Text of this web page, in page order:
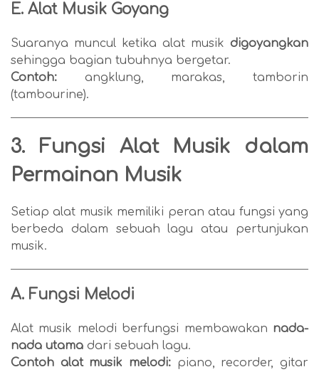
E. Alat Musik Goyang
Suaranya muncul ketika alat musik digoyangkan
sehingga bagian tubuhnya bergetar.
Contoh: angklung, marakas, tamborin
(tambourine).
3. Fungsi Alat Musik dalam
Permainan Musik
Setiap alat musik memiliki peran atau fungsi yang
berbeda dalam sebuah lagu atau pertunjukan
musik.
A. Fungsi Melodi
Alat musik melodi berfungsi membawakan nada-
nada utama dari sebuah lagu.
Contoh alat musik melodi: piano, recorder, gitar